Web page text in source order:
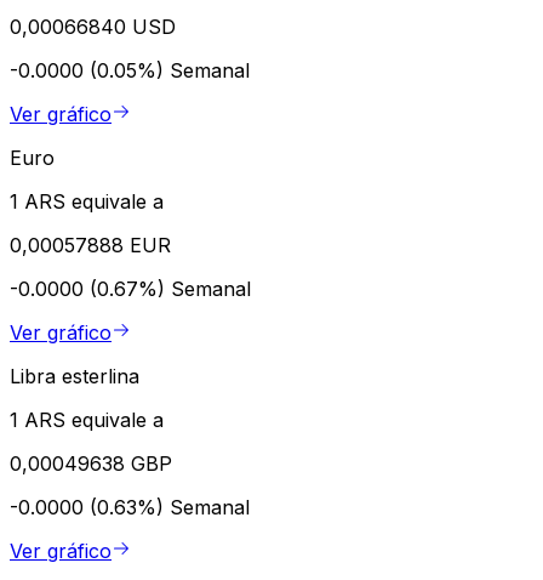
0,00066840 USD
-0.0000 (0.05%) Semanal
Ver gráfico
Euro
1 ARS equivale a
0,00057888 EUR
-0.0000 (0.67%) Semanal
Ver gráfico
Libra esterlina
1 ARS equivale a
0,00049638 GBP
-0.0000 (0.63%) Semanal
Ver gráfico